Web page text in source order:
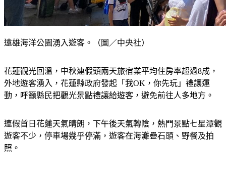
遠雄海洋公園湧入遊客。（圖／中央社）
花蓮觀光回溫，中秋連假頭兩天旅宿業平均住房率超過8成，
外地遊客湧入，花蓮縣政府發起「我OK，你先玩」禮讓運
動，呼籲縣民把觀光景點禮讓給遊客，避免前往人多地方。
連假首日花蓮天氣晴朗，下午後天氣轉陰，熱門景點七星潭觀
遊客不少，停車場幾乎停滿，遊客在海灘疊石頭、野餐及拍
照。